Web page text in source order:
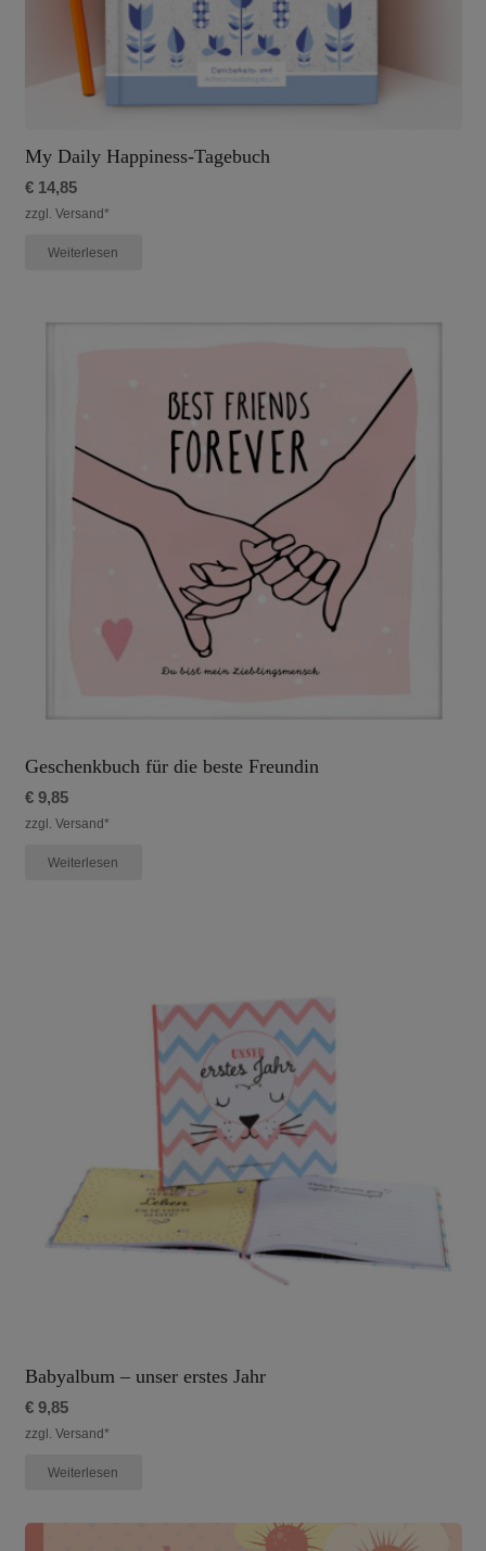
My Daily Happiness-Tagebuch
€14,85
zzgl. Versand*
Weiterlesen
Geschenkbuch für die beste Freundin
€9,85
zzgl. Versand*
Weiterlesen
Babyalbum – unser erstes Jahr
€9,85
zzgl. Versand*
Weiterlesen